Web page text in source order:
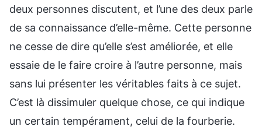
deux personnes discutent, et l’une des deux parle
de sa connaissance d’elle-même. Cette personne
ne cesse de dire qu’elle s’est améliorée, et elle
essaie de le faire croire à l’autre personne, mais
sans lui présenter les véritables faits à ce sujet.
C’est là dissimuler quelque chose, ce qui indique
un certain tempérament, celui de la fourberie.